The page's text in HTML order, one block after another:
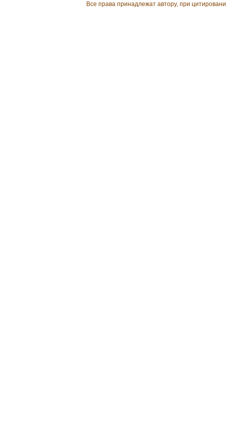
Все права принадлежат автору, при